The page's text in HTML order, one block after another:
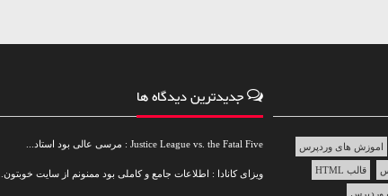
جدیدترین دیدگاه ها
Justice League vs. the Fatal Five : مرسی عالی بود استاد...
ویزای کانادا : اطلاعات جامع و کاملی بود ممنونم از سایت خوبتون...
اموزش های وردپرس
قالب HTML
وردپرس